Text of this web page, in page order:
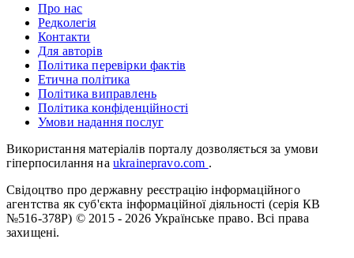
Про нас
Редколегія
Контакти
Для авторів
Політика перевірки фактів
Етична політика
Політика виправлень
Політика конфіденційності
Умови надання послуг
Використання матеріалів порталу дозволяється за умови
гіперпосилання на ukrainepravo.com .
Свідоцтво про державну реєстрацію інформаційного
агентства як суб'єкта інформаційної діяльності (серія КВ
№516-378Р) © 2015 - 2026 Українське право. Всі права
захищені.